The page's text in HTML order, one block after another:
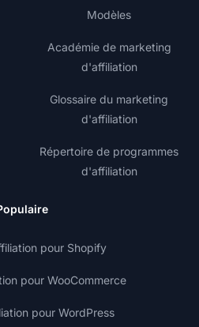
Modèles
Académie de marketing
d'affiliation
Glossaire du marketing
d'affiliation
Répertoire de programmes
d'affiliation
pour Shopify
pour WooCommerce
pour WordPress